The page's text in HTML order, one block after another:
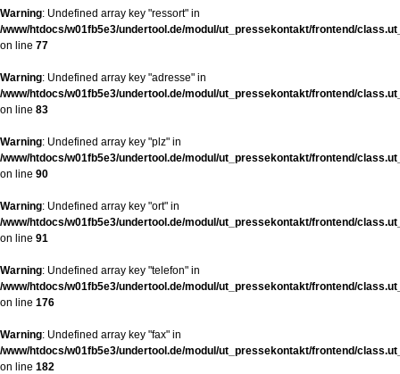
Warning: Undefined array key "ressort" in
/www/htdocs/w01fb5e3/undertool.de/modul/ut_pressekontakt/frontend/
on line 77
Warning: Undefined array key "adresse" in
/www/htdocs/w01fb5e3/undertool.de/modul/ut_pressekontakt/frontend/
on line 83
Warning: Undefined array key "plz" in
/www/htdocs/w01fb5e3/undertool.de/modul/ut_pressekontakt/frontend/
on line 90
Warning: Undefined array key "ort" in
/www/htdocs/w01fb5e3/undertool.de/modul/ut_pressekontakt/frontend/
on line 91
Warning: Undefined array key "telefon" in
/www/htdocs/w01fb5e3/undertool.de/modul/ut_pressekontakt/frontend/
on line 176
Warning: Undefined array key "fax" in
/www/htdocs/w01fb5e3/undertool.de/modul/ut_pressekontakt/frontend/
on line 182